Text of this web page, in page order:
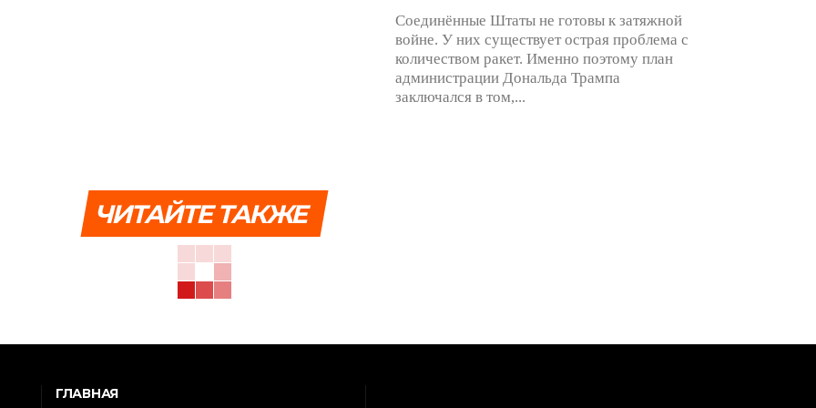
Соединённые Штаты не готовы к затяжной
войне. У них существует острая проблема с
количеством ракет. Именно поэтому план
администрации Дональда Трампа
заключался в том,...
ЧИТАЙТЕ ТАКЖЕ
ГЛАВНАЯ